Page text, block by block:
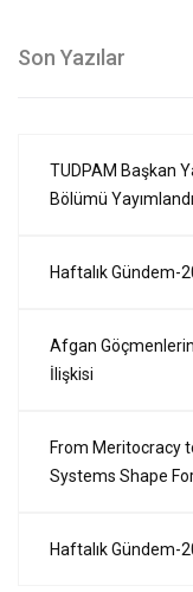
Son Yazılar
TUDPAM Başkan
Bölümü Yayımlandı
Haftalık Gündem-
Afgan
İlişkisi
From Meritocracy
Systems Shape
Haftalık Gündem-